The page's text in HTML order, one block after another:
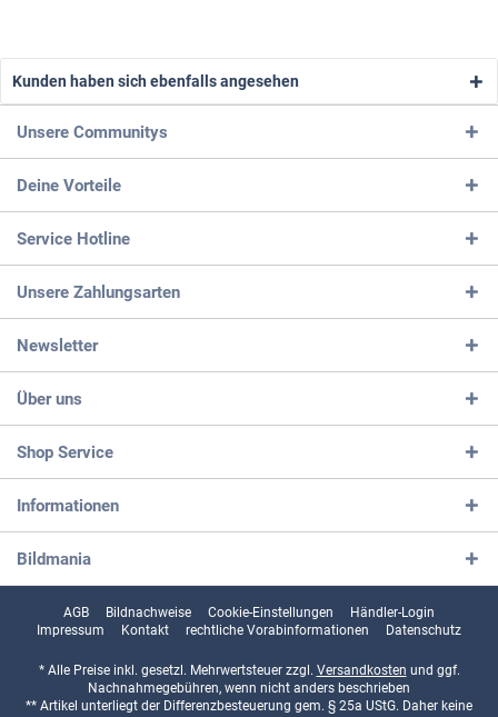
Kunden haben sich ebenfalls angesehen
Unsere Communitys
Deine Vorteile
Service Hotline
Unsere Zahlungsarten
Newsletter
Über uns
Shop Service
Informationen
Bildmania
AGB Bildnachweise Cookie-Einstellungen
Händler-Login
Impressum
Kontakt rechtliche Vorabinformationen Datenschutz
* Alle Preise inkl. gesetzl. Mehrwertsteuer zzgl. Versandkosten und ggf.
Nachnahmegebühren, wenn nicht anders beschrieben
** Artikel unterliegt der Differenzbesteuerung gem. § 25a UStG. Daher keine